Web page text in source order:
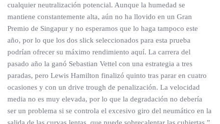
cualquier neutralización potencial. Aunque la humedad se
mantiene constantemente alta, aún no ha llovido en un Gran
Premio de Singapur y no esperamos que lo haga tampoco este
año, por lo que los dos slick seleccionados para esta prueba
podrían ofrecer su máximo rendimiento aquí. La carrera del
pasado año la ganó Sebastian Vettel con una estrategia a tres
paradas, pero Lewis Hamilton finalizó quinto tras parar en cuatro
ocasiones y con un drive trough de penalización. La velocidad
media no es muy elevada, por lo que la degradación no debería
ser un problema si se controla el excesivo giro del neumático en la